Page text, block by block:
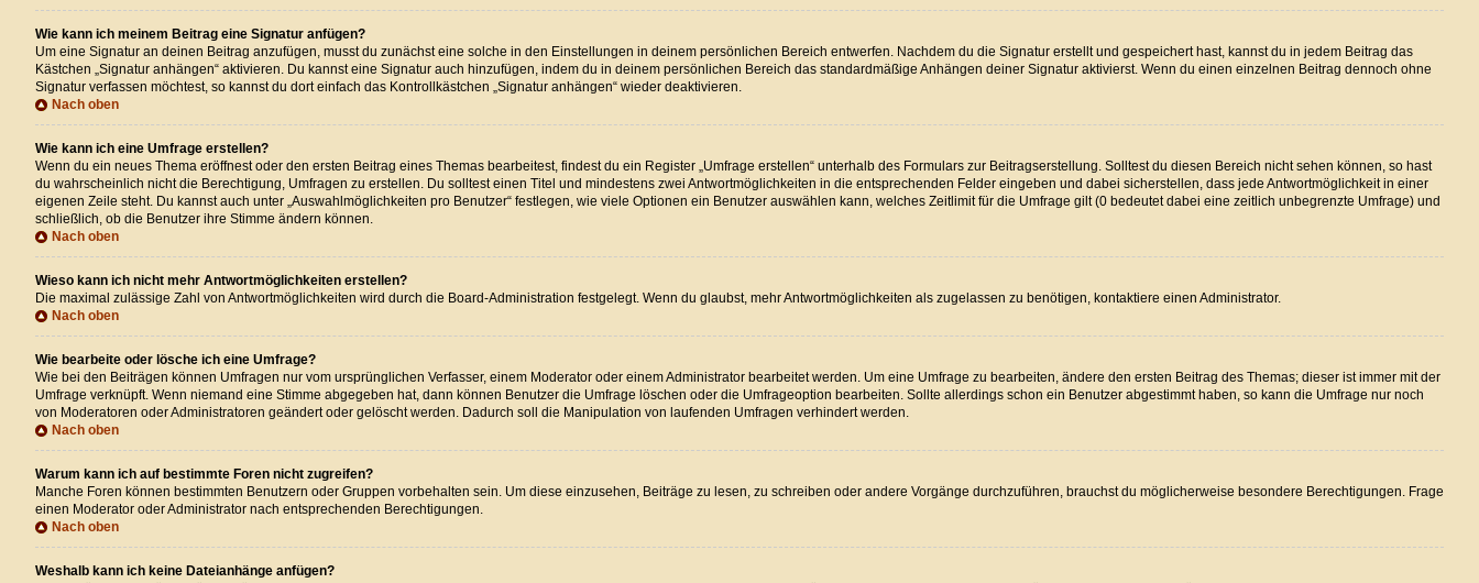
Wie kann ich meinem Beitrag eine Signatur anfügen?
Um eine Signatur an deinen Beitrag anzufügen, musst du zunächst eine solche in den Einstellungen in deinem persönlichen Bereich entwerfen. Nachdem du die Signatur erstellt und gespeichert hast, kannst du in jedem Beitrag das
Kästchen „Signatur anhängen“ aktivieren. Du kannst eine Signatur auch hinzufügen, indem du in deinem persönlichen Bereich das standardmäßige Anhängen deiner Signatur aktivierst. Wenn du einen einzelnen Beitrag dennoch ohne
Signatur verfassen möchtest, so kannst du dort einfach das Kontrollkästchen „Signatur anhängen“ wieder deaktivieren.
Nach oben
Wie kann ich eine Umfrage erstellen?
Wenn du ein neues Thema eröffnest oder den ersten Beitrag eines Themas bearbeitest, findest du ein Register „Umfrage erstellen“ unterhalb des Formulars zur Beitragserstellung. Solltest du diesen Bereich nicht sehen können, so hast
du wahrscheinlich nicht die Berechtigung, Umfragen zu erstellen. Du solltest einen Titel und mindestens zwei Antwortmöglichkeiten in die entsprechenden Felder eingeben und dabei sicherstellen, dass jede Antwortmöglichkeit in einer
eigenen Zeile steht. Du kannst auch unter „Auswahlmöglichkeiten pro Benutzer“ festlegen, wie viele Optionen ein Benutzer auswählen kann, welches Zeitlimit für die Umfrage gilt (0 bedeutet dabei eine zeitlich unbegrenzte Umfrage) und
schließlich, ob die Benutzer ihre Stimme ändern können.
Nach oben
Wieso kann ich nicht mehr Antwortmöglichkeiten erstellen?
Die maximal zulässige Zahl von Antwortmöglichkeiten wird durch die Board-Administration festgelegt. Wenn du glaubst, mehr Antwortmöglichkeiten als zugelassen zu benötigen, kontaktiere einen Administrator.
Nach oben
Wie bearbeite oder lösche ich eine Umfrage?
Wie bei den Beiträgen können Umfragen nur vom ursprünglichen Verfasser, einem Moderator oder einem Administrator bearbeitet werden. Um eine Umfrage zu bearbeiten, ändere den ersten Beitrag des Themas; dieser ist immer mit der
Umfrage verknüpft. Wenn niemand eine Stimme abgegeben hat, dann können Benutzer die Umfrage löschen oder die Umfrageoption bearbeiten. Sollte allerdings schon ein Benutzer abgestimmt haben, so kann die Umfrage nur noch
von Moderatoren oder Administratoren geändert oder gelöscht werden. Dadurch soll die Manipulation von laufenden Umfragen verhindert werden.
Nach oben
Warum kann ich auf bestimmte Foren nicht zugreifen?
Manche Foren können bestimmten Benutzern oder Gruppen vorbehalten sein. Um diese einzusehen, Beiträge zu lesen, zu schreiben oder andere Vorgänge durchzuführen, brauchst du möglicherweise besondere Berechtigungen. Frage
einen Moderator oder Administrator nach entsprechenden Berechtigungen.
Nach oben
Weshalb kann ich keine Dateianhänge anfügen?